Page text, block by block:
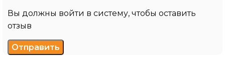
Вы должны войти в систему, чтобы оставить
отзыв